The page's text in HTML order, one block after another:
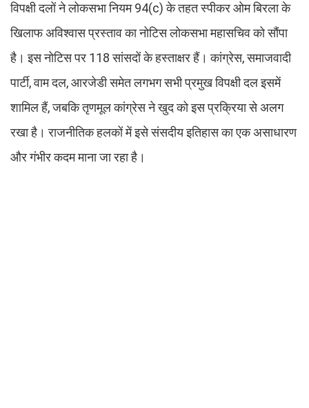
विपक्षी दलों ने लोकसभा नियम 94(c) के तहत स्पीकर ओम बिरला के
खिलाफ अविश्वास प्रस्ताव का नोटिस लोकसभा महासचिव को सौंपा
है। इस नोटिस पर 118 सांसदों के हस्ताक्षर हैं। कांग्रेस, समाजवादी
पार्टी, वाम दल, आरजेडी समेत लगभग सभी प्रमुख विपक्षी दल इसमें
शामिल हैं, जबकि तृणमूल कांग्रेस ने खुद को इस प्रक्रिया से अलग
रखा है। राजनीतिक हलकों में इसे संसदीय इतिहास का एक असाधारण
और गंभीर कदम माना जा रहा है।